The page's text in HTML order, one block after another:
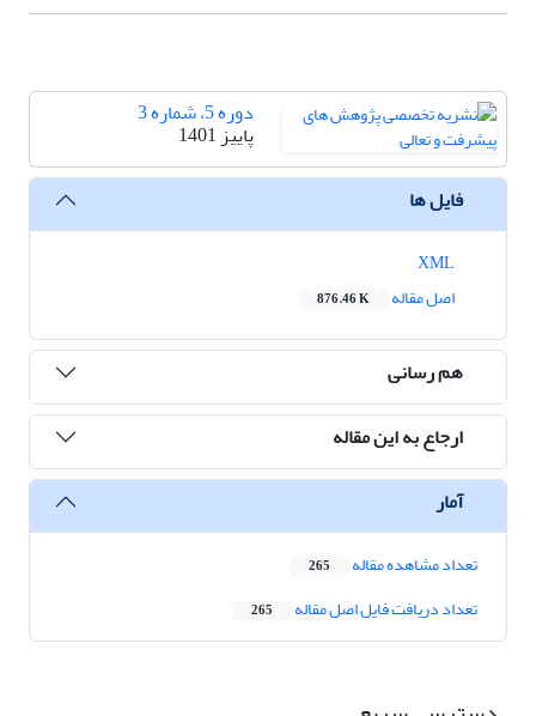
دوره 5، شماره 3
پاییز 1401
فایل ها
اصل مقاله
876.46 K
هم رسانی
ارجاع به این مقاله
آمار
تعداد مشاهده مقاله 265
تعداد دریافت فایل اصل مقاله 265